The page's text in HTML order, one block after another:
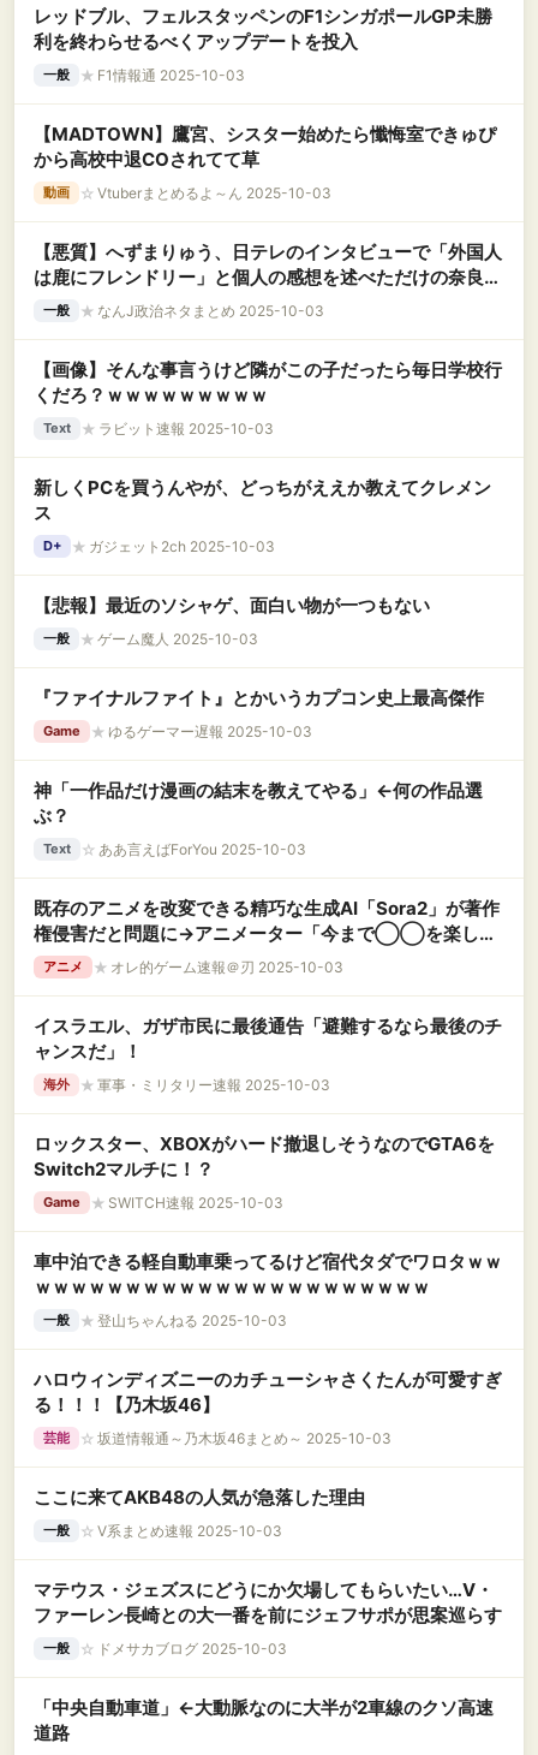
レッドブル、フェルスタッペンのF1シンガポールGP未勝
利を終わらせるべくアップデートを投入
一般 ★ F1情報通 2025-10-03
【MADTOWN】鷹宮、シスター始めたら懺悔室できゅぴ
から高校中退COされてて草
動画 ☆ Vtuberまとめるよ～ん 2025-10-03
【悪質】へずまりゅう、日テレのインタビューで「外国人
は鹿にフレンドリー」と個人の感想を述べただけの奈良市
民にThreadsで「嘘ついてる！」と支持者に犬笛 →誹謗
一般 ★ なんJ政治ネタまとめ 2025-10-03
【画像】そんな事言うけど隣がこの子だったら毎日学校行
くだろ？ｗｗｗｗｗｗｗｗｗ
Text ★ ラビット速報 2025-10-03
新しくPCを買うんやが、どっちがええか教えてクレメン
ス
D+ ★ ガジェット2ch 2025-10-03
【悲報】最近のソシャゲ、面白い物が一つもない
一般 ★ ゲーム魔人 2025-10-03
『ファイナルファイト』とかいうカプコン史上最高傑作
Game ★ ゆるゲーマー遅報 2025-10-03
神「一作品だけ漫画の結末を教えてやる」←何の作品選
ぶ？
Text ☆ ああ言えばForYou 2025-10-03
既存のアニメを改変できる精巧な生成AI「Sora2」が著作
権侵害だと問題に→アニメーター「今まで◯◯を楽しん
でたくせに、急にAIは問題あるっておかしいだろ」
アニメ ★ オレ的ゲーム速報＠刃 2025-10-03
イスラエル、ガザ市民に最後通告「避難するなら最後のチ
ャンスだ」！
海外 ★ 軍事・ミリタリー速報 2025-10-03
ロックスター、XBOXがハード撤退しそうなのでGTA6を
Switch2マルチに！？
Game ★ SWITCH速報 2025-10-03
車中泊できる軽自動車乗ってるけど宿代タダでワロタｗｗ
ｗｗｗｗｗｗｗｗｗｗｗｗｗｗｗｗｗｗｗｗｗｗ
一般 ★ 登山ちゃんねる 2025-10-03
ハロウィンディズニーのカチューシャさくたんが可愛すぎ
る！！！【乃木坂46】
芸能 ☆ 坂道情報通～乃木坂46まとめ～ 2025-10-03
ここに来てAKB48の人気が急落した理由
一般 ☆ V系まとめ速報 2025-10-03
マテウス・ジェズスにどうにか欠場してもらいたい…V・
ファーレン長崎との大一番を前にジェフサポが思案巡らす
一般 ☆ ドメサカブログ 2025-10-03
「中央自動車道」←大動脈なのに大半が2車線のクソ高速
道路